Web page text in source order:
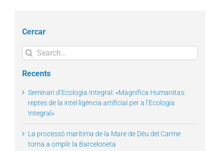
Cercar
Search
for:
Recents
Seminari d’Ecologia Integral: «Magnifica Humanitas:
reptes de la intel·ligència artificial per a l’Ecologia
Integral»
La processó marítima de la Mare de Déu del Carme
torna a omplir la Barceloneta